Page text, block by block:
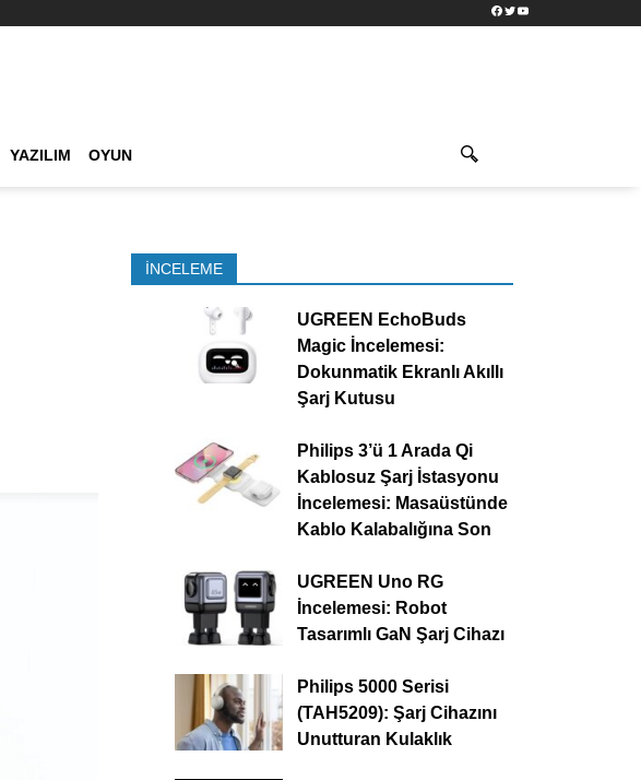
Facebook
TwitterYouTube
YAZILIM OYUN
İNCELEME
UGREEN EchoBuds
Magic İncelemesi:
Dokunmatik Ekranlı Akıllı
Şarj Kutusu
Philips 3’ü 1 Arada Qi
Kablosuz Şarj İstasyonu
İncelemesi: Masaüstünde
Kablo Kalabalığına Son
UGREEN Uno RG
İncelemesi: Robot
Tasarımlı GaN Şarj Cihazı
Philips 5000 Serisi
(TAH5209): Şarj Cihazını
Unutturan Kulaklık